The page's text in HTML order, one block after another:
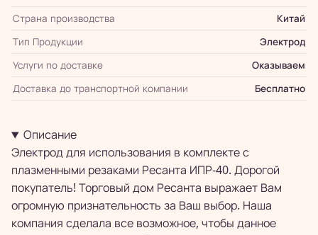
Страна производства
Китай
Тип Продукции
Электрод
Услуги по доставке
Оказываем
Доставка до транспортной компании
Бесплатно
Описание
Электрод для использования в комплекте с
плазменными резаками Ресанта ИПР-40. Дорогой
покупатель! Торговый дом Ресанта выражает Вам
огромную признательность за Ваш выбор. Наша
компания сделала все возможное, чтобы данное